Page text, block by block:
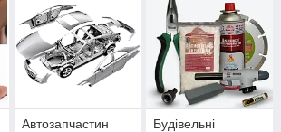
Автозапчастин
Будівельні